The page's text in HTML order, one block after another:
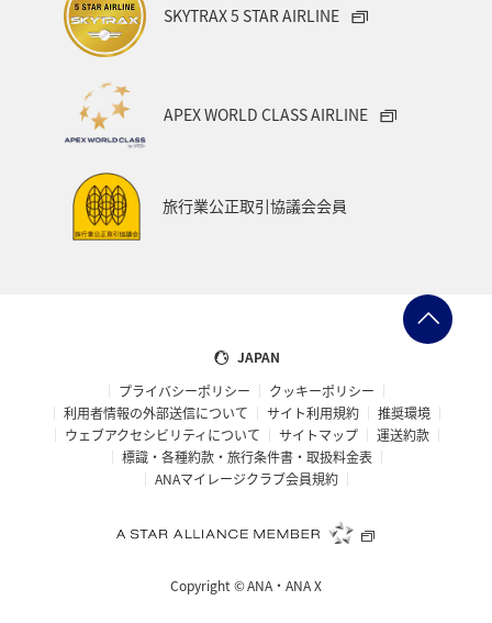
SKYTRAX 5 STAR AIRLINE
APEX WORLD CLASS AIRLINE
旅行業公正取引協議会会員
JAPAN
プライバシーポリシー
クッキーポリシー
利用者情報の外部送信について
サイト利用規約
推奨環境
ウェブアクセシビリティについて
サイトマップ
運送約款
標識・各種約款・旅行条件書・取扱料金表
ANAマイレージクラブ会員規約
Copyright ©ANA・ANA X